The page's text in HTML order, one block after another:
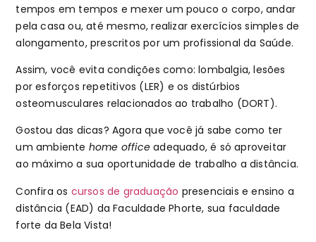
tempos em tempos e mexer um pouco o corpo, andar
pela casa ou, até mesmo, realizar exercícios simples de
alongamento, prescritos por um profissional da Saúde.
Assim, você evita condições como: lombalgia, lesões
por esforços repetitivos (LER) e os distúrbios
osteomusculares relacionados ao trabalho (DORT).
Gostou das dicas? Agora que você já sabe como ter
um ambiente home office adequado, é só aproveitar
ao máximo a sua oportunidade de trabalho a distância.
Confira os cursos de graduação presenciais e ensino a
distância (EAD) da Faculdade Phorte, sua faculdade
forte da Bela Vista!